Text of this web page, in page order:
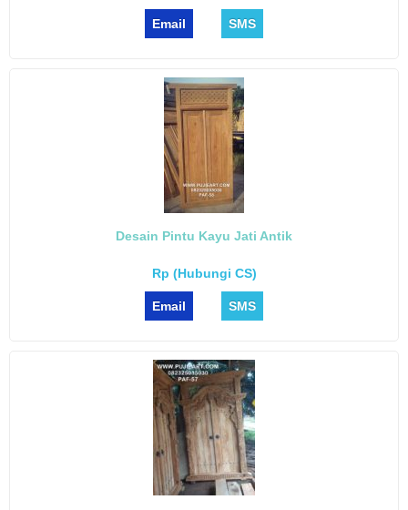
Email SMS
Desain Pintu Kayu Jati Antik
Rp (Hubungi CS)
Email SMS